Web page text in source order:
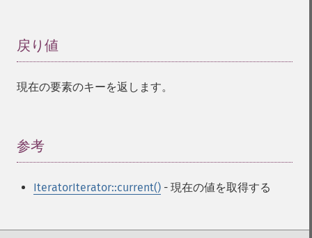
戻り値
現在の要素のキーを返します。
参考
IteratorIterator::current() - 現在の値を取得する